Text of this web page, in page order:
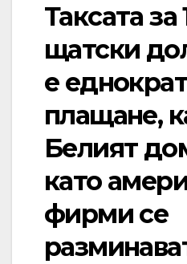
Таксата за
щатски
е
плащане,
Белият
като
фирми се